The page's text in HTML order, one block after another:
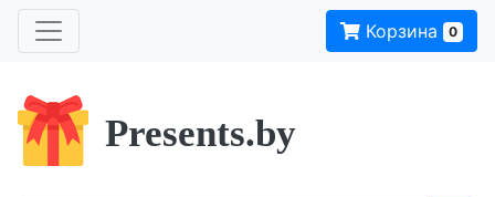
Корзина 0
Presents.by